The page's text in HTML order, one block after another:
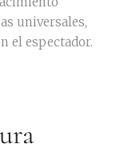
universales,
el espectador.